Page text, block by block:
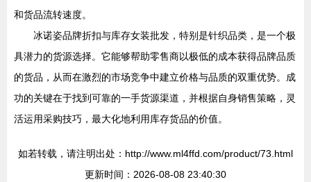
和货品流转速度。
冰诺姿品牌折扣与库存女装批发，特别是针织品类，是一个极
具潜力的货源选择。它能够帮助零售商以极低的成本获得品牌品质
的货品，从而在激烈的市场竞争中建立价格与品质的双重优势。成
功的关键在于找到可靠的一手货源渠道，并根据自身销售策略，灵
活运用采购技巧，最大化地利用库存货品的价值。
如若转载，请注明出处：http://www.ml4ffd.com/product/73.html
更新时间：2026-08-08 23:40:30